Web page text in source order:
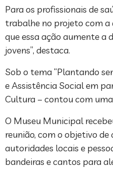
Para os profissionais de
trabalhe no projeto com a
que essa ação aumente a
jovens”, destaca.
Sob o tema “Plantando
e Assistência Social em
Cultura – contou com
O Museu Municipal
reunião, com o objetivo
autoridades locais e
bandeiras e cantos para